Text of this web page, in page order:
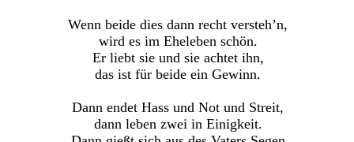
Wenn beide dies dann recht versteh’n,
wird es im Eheleben schön.
Er liebt sie und sie achtet ihn,
das ist für beide ein Gewinn.
Dann endet Hass und Not und Streit,
dann leben zwei in Einigkeit.